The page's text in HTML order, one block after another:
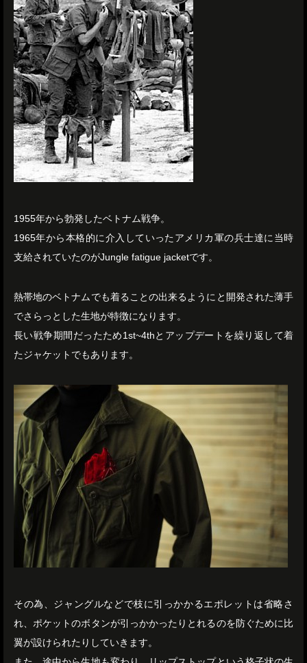
1955年から勃発したベトナム戦争。
1965年から本格的に介入していったアメリカ軍の兵士達に当時
支給されていたのがJungle fatigue jacketです。
熱帯地のベトナムでも着ることの出来るようにと開発された薄手
でさらっとした生地が特徴になります。
長い戦争期間だったため1st~4thとアップデートを繰り返して着
たジャケットでもあります。
その為、ジャングルなどで枝に引っかかるエポレットは省略さ
れ、ポケットのボタンが引っかかったりとれるのを防ぐために比
翼が設けられたりしていきます。